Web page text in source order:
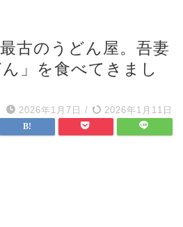
古のうどん屋。吾妻
」を食べてきまし
2026年1月7日 / 2026年1月11日